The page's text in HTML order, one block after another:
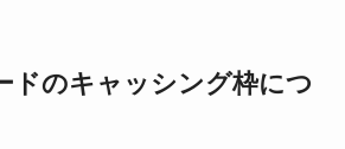
ドのキャッシング枠につ